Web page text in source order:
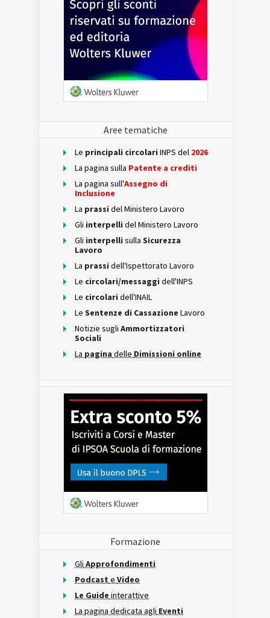
Aree tematiche
Le principali circolari INPS del 2026
La pagina sulla Patente a crediti
La pagina sull'Assegno di
Inclusione
La prassi del Ministero Lavoro
Gli interpelli del Ministero Lavoro
Gli interpelli sulla Sicurezza
Lavoro
La prassi dell'Ispettorato Lavoro
Le circolari/messaggi dell'INPS
Le circolari dell'INAIL
Le Sentenze di Cassazione Lavoro
Notizie sugli Ammortizzatori
Sociali
La pagina delle Dimissioni online
Formazione
Gli Approfondimenti
Podcast e Video
Le Guide interattive
La pagina dedicata agli Eventi